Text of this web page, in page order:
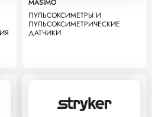
MASIMO
ПУЛЬСОКСИМЕТРЫ И
ПУЛЬСОКСИМЕТРИЧЕСКИЕ
ДАТЧИКИ